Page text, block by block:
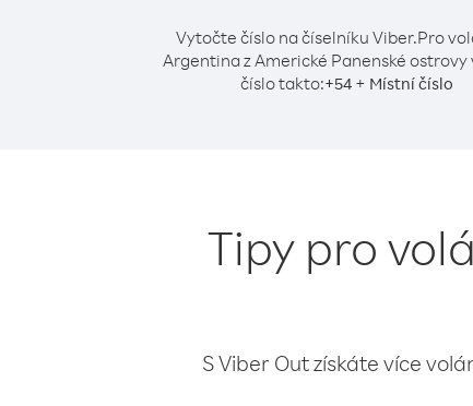
Vytočte číslo na číselníku Viber.Pro
Argentina z Americké Panenské
číslo takto:+54+ Místní číslo
Tipy pro
S Viber Out získáte více